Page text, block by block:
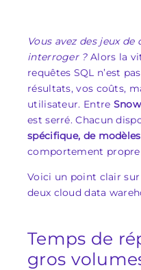
Vous avez des jeux de
interroger ? Alors la
requêtes SQL n’est
résultats, vos coûts,
utilisateur. Entre
est serré. Chacun
spécifique, de
comportement
Voici un point clair
deux cloud data
Temps de
gros